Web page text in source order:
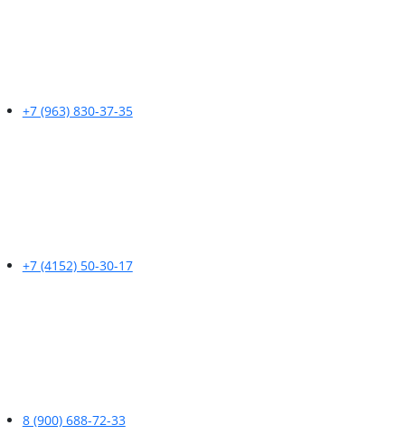
+7 (963) 830-37-35
+7 (4152) 50-30-17
8 (900) 688-72-33